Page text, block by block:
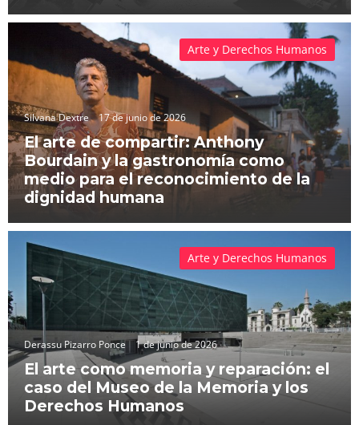
Silvana Dextre 17 de junio de 2026
El arte de compartir: Anthony
Bourdain y la gastronomía como
medio para el reconocimiento de la
dignidad humana
Arte y Derechos Humanos
Derassu Pizarro Ponce 1 de junio de 2026
El arte como memoria y reparación: el
caso del Museo de la Memoria y los
Derechos Humanos
Arte y Derechos Humanos